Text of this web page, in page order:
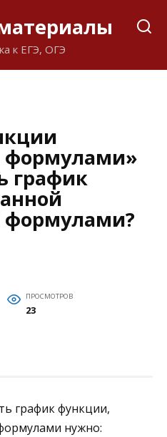
к ЕГЭ, ОГЭ
формулами»
график
формулами?
ПРОСМОТРОВ
23
график функции,
нужно: